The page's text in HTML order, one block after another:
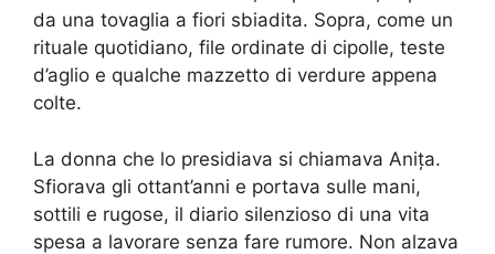
da una tovaglia a fiori sbiadita. Sopra, come un
rituale quotidiano, file ordinate di cipolle, teste
d’aglio e qualche mazzetto di verdure appena
colte.
La donna che lo presidiava si chiamava Anița.
Sfiorava gli ottant’anni e portava sulle mani,
sottili e rugose, il diario silenzioso di una vita
spesa a lavorare senza fare rumore. Non alzava